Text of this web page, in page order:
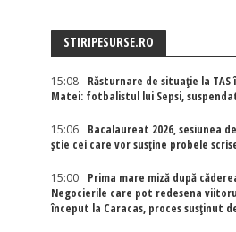
STIRIPESURSE.RO
15:08
Răsturnare de situație la TAS
Matei: fotbalistul lui Sepsi,
15:06
Bacalaureat 2026, sesiunea
știe cei care vor susține probele
15:00
Prima mare miză după
Negocierile care pot redesena
început la Caracas, proces susținut